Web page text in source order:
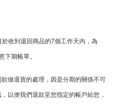
收到退回商品的7個工作天內，為
期帳單。
做退貨的處理，因是分期的關係不可
以便我們退款至您指定的帳戶給您，